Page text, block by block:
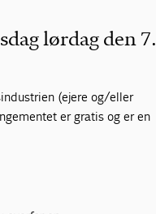
lørdag den 7.
(ejere og/eller
er gratis og er en